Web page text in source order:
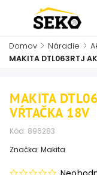
Domov / Náradie /
MAKITA DTL063RTJ
MAKITA
VŔTAČKA 18V
Kód: 896283
Značka: Makita